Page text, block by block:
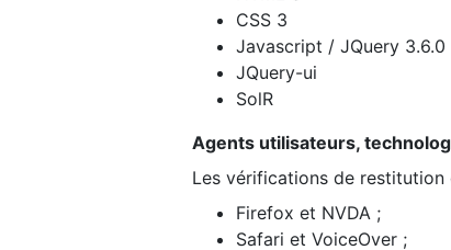
CSS 3
Javascript / JQuery 3.6.0
JQuery-ui
SolR
Agents utilisateurs,
Les vérifications de
Firefox et NVDA ;
Safari et VoiceOver ;